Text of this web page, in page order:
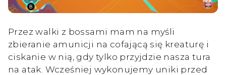
Przez walki z bossami mam na myśli
zbieranie amunicji na cofającą się kreaturę i
ciskanie w nią, gdy tylko przyjdzie nasza tura
na atak. Wcześniej wykonujemy uniki przed